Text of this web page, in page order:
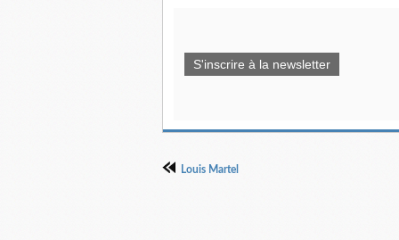
S'inscrire à la newsletter
Louis Martel